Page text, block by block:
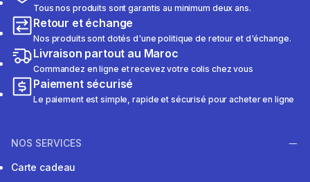
Tous nos produits sont garantis au minimum deux ans.
Retour et échange
Nos produits sont dotés d'une politique de retour et d'échange.
Livraison partout au Maroc
Commandez en ligne et recevez votre colis chez vous
Paiement sécurisé
Le paiement est simple, rapide et sécurisé pour acheter en ligne
NOS SERVICES
Carte cadeau